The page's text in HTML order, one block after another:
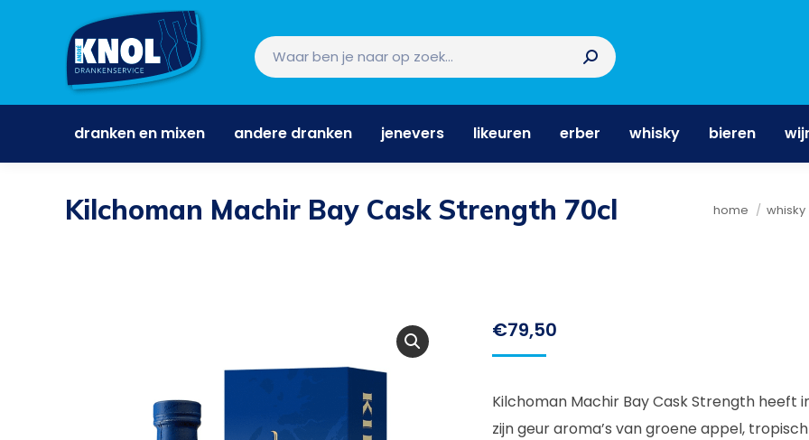
dranken en mixen andere dranken jenevers likeuren erber whisky bieren
Kilchoman Machir Bay Cask Strength 70cl Je bent hier:
home whisky
€79,50
Kilchoman Machir Bay Cask Strength heeft
zijn geur aroma’s van groene appel, tropisch
dranken en mixen